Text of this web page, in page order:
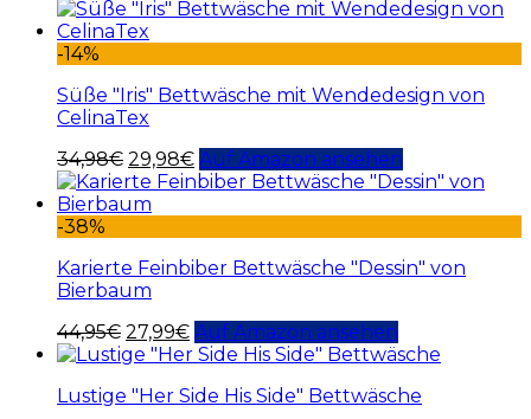
-14%
Süße "Iris" Bettwäsche mit Wendedesign von
CelinaTex
34,98€ 29,98€ Auf Amazon ansehen
-38%
Karierte Feinbiber Bettwäsche "Dessin" von
Bierbaum
44,95€ 27,99€ Auf Amazon ansehen
Lustige "Her Side His Side" Bettwäsche